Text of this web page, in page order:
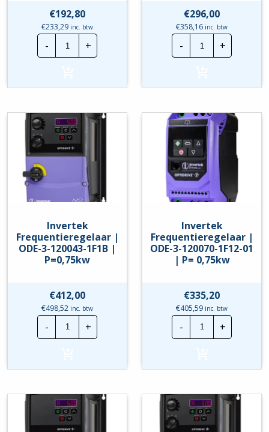
€192,80
€233,29 inc. btw
-
Invertek
Frequentieregelaar
|
120043-
P=0,75kw
hoeveelheid
+
€296,00
€358,16 inc. btw
-
Invertek
|
120043-
P=0,75kw
hoeveelheid
+
Invertek
Frequentieregelaar |
ODE-3-120043-1F1B |
P=0,75kw
€412,00
€498,52 inc. btw
-
Invertek
Frequentieregelaar
|
120043-
P=0,75kw
hoeveelheid
+
Invertek
Frequentieregelaar |
ODE-3-120070-1F12-01
| P= 0,75kw
€335,20
€405,59 inc. btw
-
Invertek
|
120070-
|
P=
0,75kw
hoeveelheid
+